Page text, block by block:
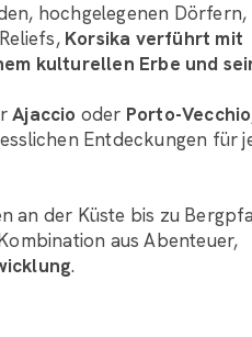
hochgelegenen Dörfern,
Korsika verführt mit
kulturellen Erbe und
Ajaccio oder Porto-Vecchio
Entdeckungen für
an der Küste bis zu
aus Abenteuer,
.